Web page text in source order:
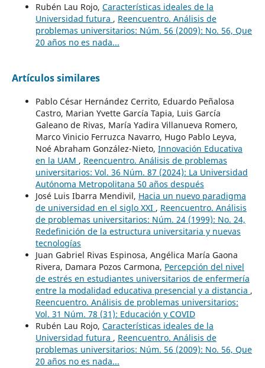
Rubén Lau Rojo, Características ideales de la
Universidad futura , Reencuentro. Análisis de
problemas universitarios: Núm. 56 (2009): No. 56, Que
20 años no es nada...
Artículos similares
Pablo César Hernández Cerrito, Eduardo Peñalosa
Castro, Marian Yvette García Tapia, Luis García
Galeano de Rivas, María Yadira Villanueva Romero,
Marco Vinicio Ferruzca Navarro, Hugo Pablo Leyva,
Noé Abraham González-Nieto, Innovación Educativa
en la UAM , Reencuentro. Análisis de problemas
universitarios: Vol. 36 Núm. 87 (2024): La Universidad
Autónoma Metropolitana 50 años después
José Luis Ibarra Mendivil, Hacia un nuevo paradigma
de universidad en el siglo XXI , Reencuentro. Análisis
de problemas universitarios: Núm. 24 (1999): No. 24,
Redefinición de la estructura universitaria y nuevas
tecnologías
Juan Gabriel Rivas Espinosa, Angélica María Gaona
Rivera, Damara Pozos Carmona, Percepción del nivel
de estrés en estudiantes universitarios de enfermería
entre la modalidad educativa presencial y a distancia ,
Reencuentro. Análisis de problemas universitarios:
Vol. 31 Núm. 78 (31): Educación y COVID
Rubén Lau Rojo, Características ideales de la
Universidad futura , Reencuentro. Análisis de
problemas universitarios: Núm. 56 (2009): No. 56, Que
20 años no es nada...